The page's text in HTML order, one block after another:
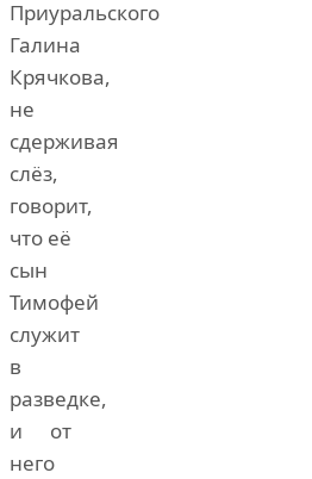
Приуральского
Галина
Крячкова,
не
сдерживая
слёз,
говорит,
что её
сын
Тимофей
служит
в
разведке,
и от
него